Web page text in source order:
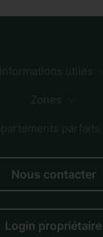
Informations utiles
FAQs
faire une
Méthodes de
Développement
Zones
Centre-ville
Zone plage
Born
Sagrada Familia
parfaits
Couples
Familles
Groupes
Affaires
Amis
Nous contacter
Login propriétaire